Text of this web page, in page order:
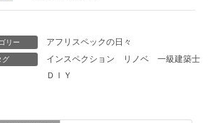
リー アフリスペックの日々
グ インスペクション リノベ 一級建築士
ＤＩＹ